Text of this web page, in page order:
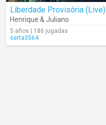
Liberdade Provisória (Live)
Henrique & Juliano
5 años | 186 jugadas
serta3564